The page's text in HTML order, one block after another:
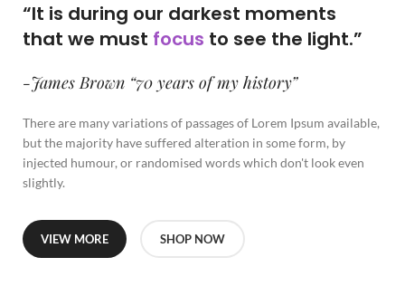
“It is during our darkest moments
that we must focus to see the light.”
-James Brown “70 years of my history”
There are many variations of passages of Lorem Ipsum available,
but the majority have suffered alteration in some form, by
injected humour, or randomised words which don't look even
slightly.
VIEW MORE SHOP NOW